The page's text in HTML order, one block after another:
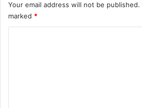
Your email address will not be published.
marked *